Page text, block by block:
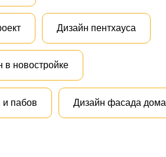
Дизайн пентхауса
в новостройке
и пабов Дизайн фасада дома